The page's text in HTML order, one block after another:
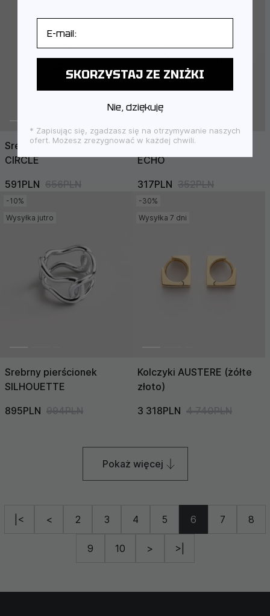
Srebrny pierścionek
CIRCLE
591PLN 656PLN
Srebrne kolczyki koła
ECHO
317PLN 352PLN
-10%
Wysyłka jutro
Srebrny pierścionek
SILHOUETTE
895PLN 994PLN
-30%
Wysyłka 7 dni
Kolczyki AUSTERE (żółte
złoto)
3 318PLN 4 740PLN
Pokaż więcej
|< < 2 3 4 5 6 7 8
9 10 > >|
SKORZYSTAJ ZE ZNIŻKI
Nie, dziękuję
* Zapisując się, zgadzasz się na otrzymywanie naszych
ofert. Możesz zrezygnować w każdej chwili.